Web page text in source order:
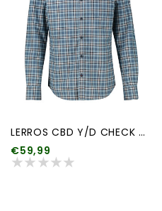
LERROS CBD Y/D CHECK DOBBY
€59,99